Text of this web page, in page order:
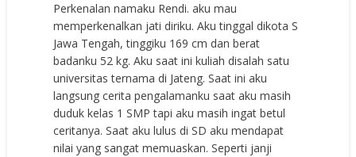
Perkenalan namaku Rendi. aku mau
memperkenalkan jati diriku. Aku tinggal dikota S
Jawa Tengah, tinggiku 169 cm dan berat
badanku 52 kg. Aku saat ini kuliah disalah satu
universitas ternama di Jateng. Saat ini aku
langsung cerita pengalamanku saat aku masih
duduk kelas 1 SMP tapi aku masih ingat betul
ceritanya. Saat aku lulus di SD aku mendapat
nilai yang sangat memuaskan. Seperti janji